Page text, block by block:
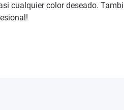
cualquier color deseado.